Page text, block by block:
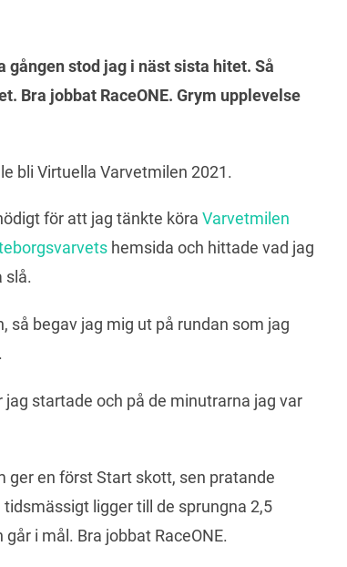
stod jag i näst sista hitet. Så
Bra jobbat RaceONE. Grym upplevelse
bli Virtuella Varvetmilen 2021.
för att jag tänkte köra Varvetmilen
hemsida och hittade vad jag
slå.
så begav jag mig ut på rundan som jag
startade och på de minutrarna jag var
ger en först Start skott, sen pratande
ligger till de sprungna 2,5
i mål. Bra jobbat RaceONE.